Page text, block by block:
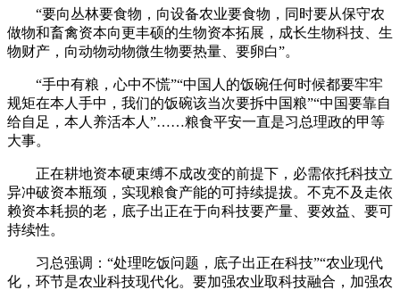
“要向丛林要食物，向设备农业要食物，同时要从保守农
做物和畜禽资本向更丰硕的生物资本拓展，成长生物科技、生
物财产，向动物动物微生物要热量、要卵白”。
“手中有粮，心中不慌”“中国人的饭碗任何时候都要牢牢
规矩在本人手中，我们的饭碗该当次要拆中国粮”“中国要靠自
给自足，本人养活本人”……粮食平安一直是习总理政的甲等
大事。
正在耕地资本硬束缚不成改变的前提下，必需依托科技立
异冲破资本瓶颈，实现粮食产能的可持续提拔。不克不及走依
赖资本耗损的老，底子出正在于向科技要产量、要效益、要可
持续性。
习总强调：“处理吃饭问题，底子出正在科技”“农业现代
化，环节是农业科技现代化。要加强农业取科技融合，加强农